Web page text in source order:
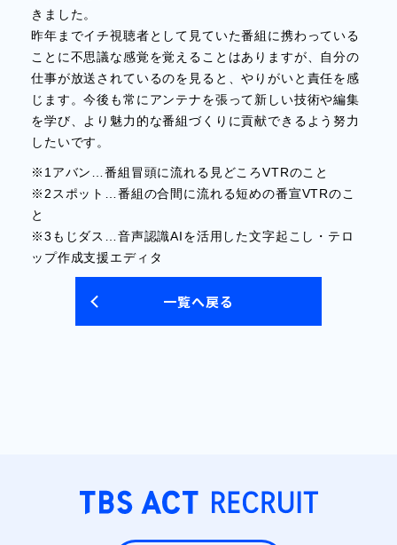
きました。
昨年までイチ視聴者として見ていた番組に携わっている
ことに不思議な感覚を覚えることはありますが、自分の
仕事が放送されているのを見ると、やりがいと責任を感
じます。今後も常にアンテナを張って新しい技術や編集
を学び、より魅力的な番組づくりに貢献できるよう努力
したいです。
※1アバン…番組冒頭に流れる見どころVTRのこと
※2スポット…番組の合間に流れる短めの番宣VTRのこ
と
※3もじダス…音声認識AIを活用した文字起こし・テロ
ップ作成支援エディタ
一覧へ戻る